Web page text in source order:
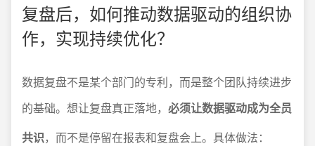
复盘后，如何推动数据驱动的组织协
作，实现持续优化？
数据复盘不是某个部门的专利，而是整个团队持续进步
的基础。想让复盘真正落地， 必须让数据驱动成为全员
共识，而不是停留在报表和复盘会上。具体做法：